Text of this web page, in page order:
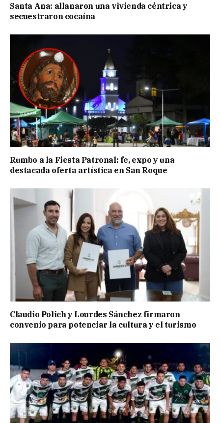
Santa Ana: allanaron una vivienda céntrica y
secuestraron cocaína
Rumbo a la Fiesta Patronal: fe, expo y una
destacada oferta artística en San Roque
Claudio Polich y Lourdes Sánchez firmaron
convenio para potenciar la cultura y el turismo